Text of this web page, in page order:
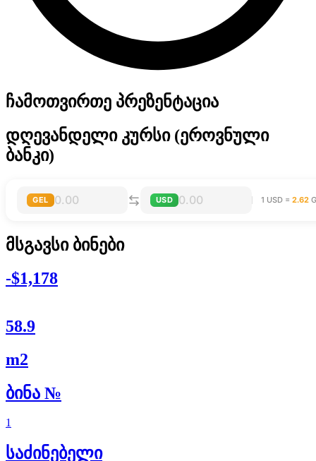
ჩამოთვირთე პრეზენტაცია
დღევანდელი კურსი (ეროვნული
ბანკი)
GEL USD 1 USD = 2.62
მსგავსი ბინები
-$1,178
58.9
m2
ბინა №
1
საძინებელი